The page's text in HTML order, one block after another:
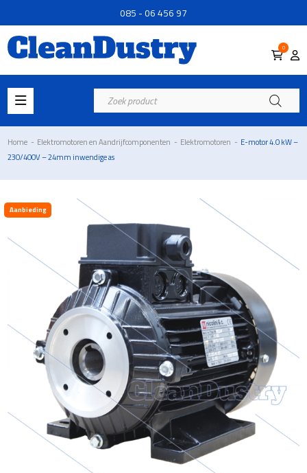
085 - 06 456 97
0
Producten
zoeken
Home - Elektromotoren en Aandrijfcomponenten - Elektromotoren - E-motor 4.0 kW –
230/400V – 24mm inwendige as
Aanbieding